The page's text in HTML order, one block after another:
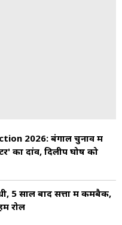
2026: बंगाल चुनाव में
का दांव, दिलीप घोष को
5 साल बाद सत्ता में कमबैक,
रोल